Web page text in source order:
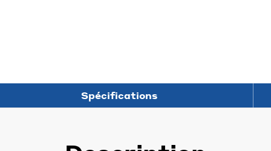
Spécifications